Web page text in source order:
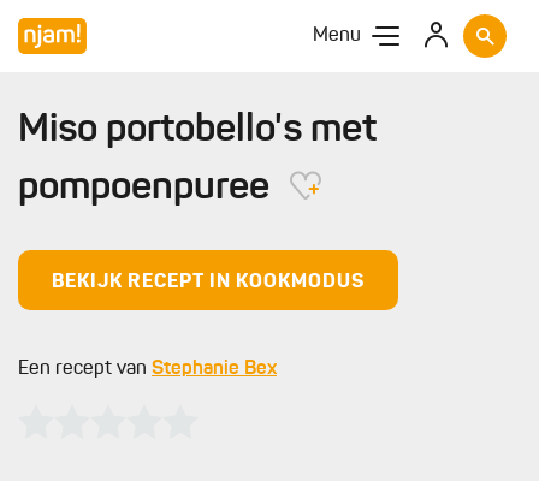
Menu
Miso portobello's met
pompoenpuree
BEKIJK RECEPT IN KOOKMODUS
Een recept van Stephanie Bex